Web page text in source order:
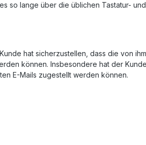
so lange über die üblichen Tastatur-
hat sicherzustellen, dass die von
können. Insbesondere hat der
E-Mails zugestellt werden können.